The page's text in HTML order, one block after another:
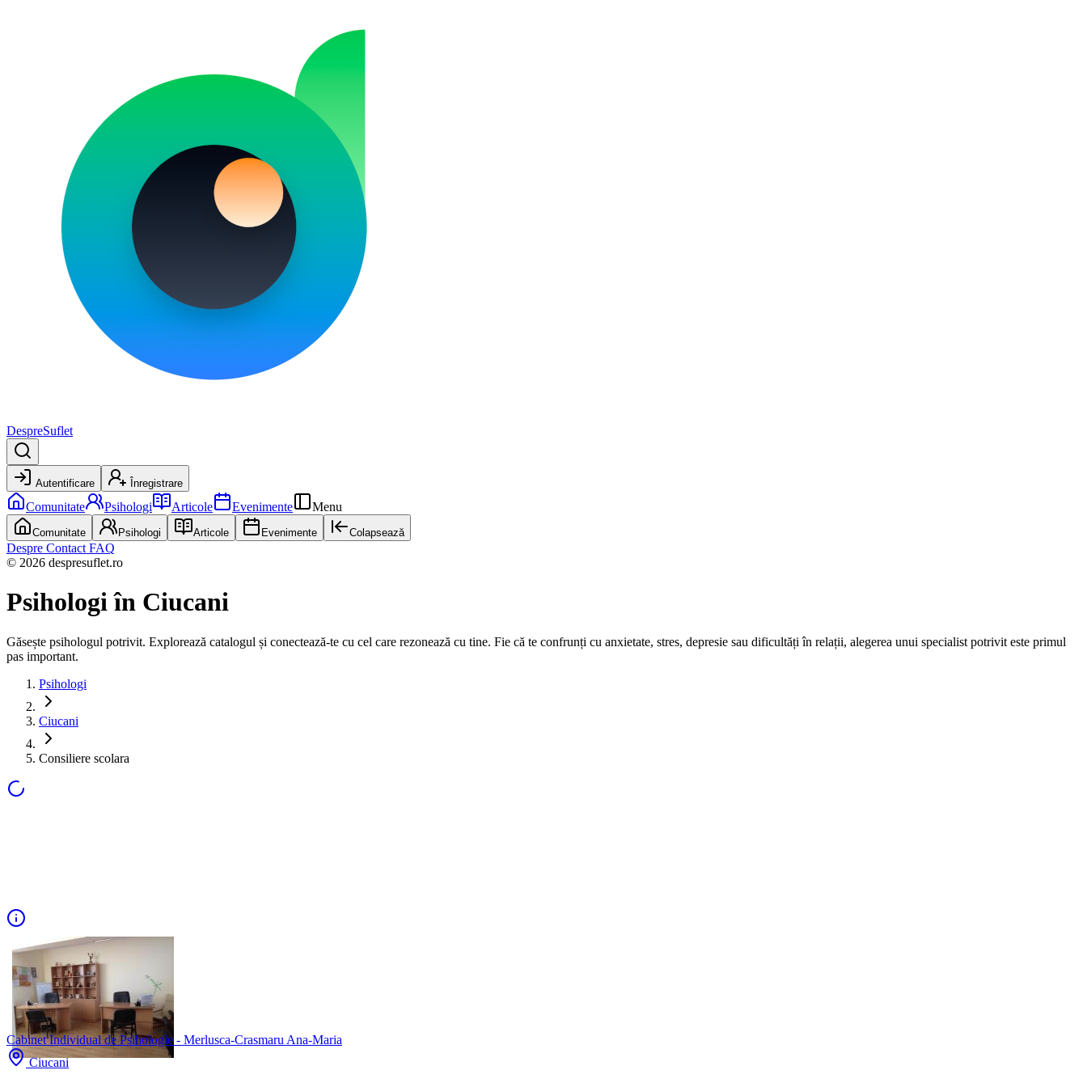
DespreSuflet
Autentificare Înregistrare
Comunitate Psihologi Articole Evenimente Menu
Comunitate Psihologi Articole Evenimente Colapsează
Despre Contact FAQ
© 2026 despresuflet.ro
Psihologiîn Ciucani
Găsește psihologul potrivit. Explorează catalogul și conectează-te cu cel care rezonează cu tine. Fie că te confrunți cu anxietate, stres, depresie sau dificultăți în relații, alegerea unui specialist potrivit este primul
pas important.
Psihologi
Ciucani
Consiliere scolara
Cabinet Individual de Psihologie - Merlusca-Crasmaru Ana-Maria
Ciucani